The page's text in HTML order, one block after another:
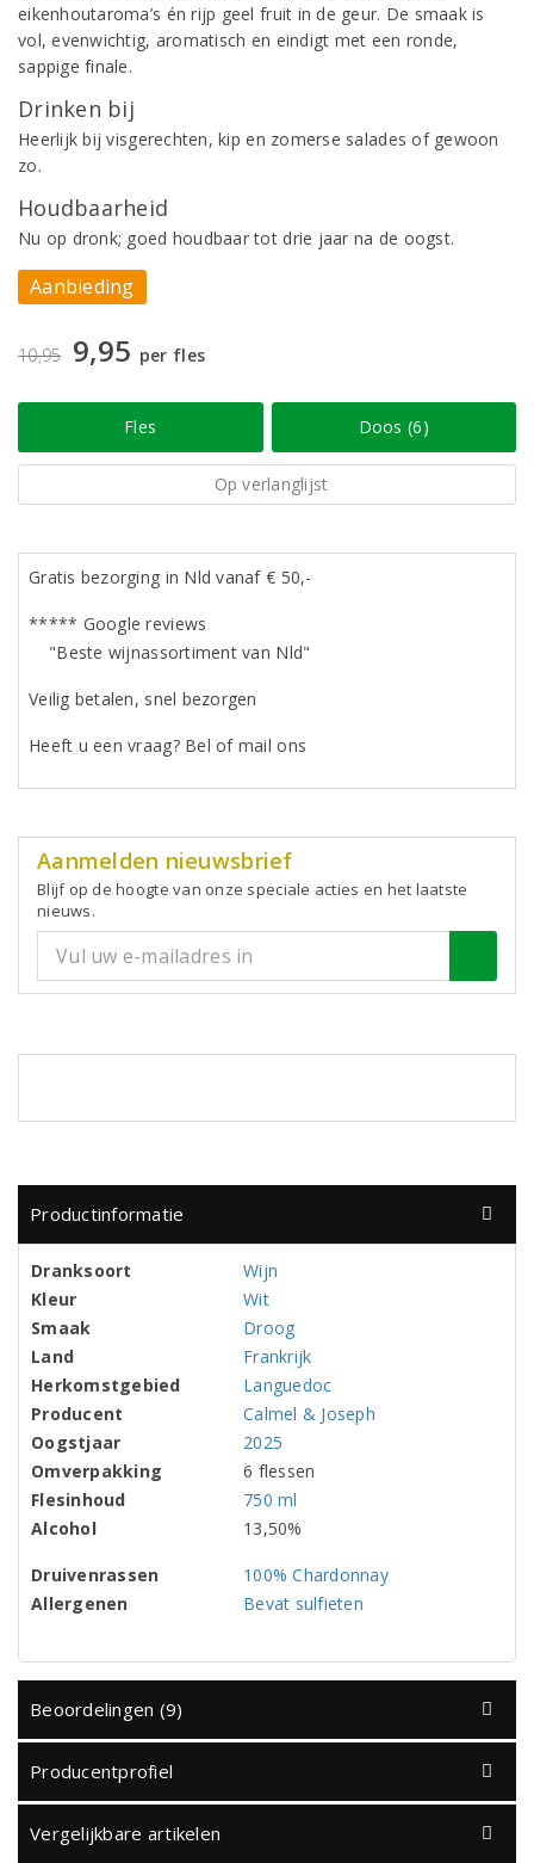
eikenhoutaroma’s én rijp geel fruit in de geur. De smaak is
vol, evenwichtig, aromatisch en eindigt met een ronde,
sappige finale.
Drinken bij
Heerlijk bij visgerechten, kip en zomerse salades of gewoon
zo.
Houdbaarheid
Nu op dronk; goed houdbaar tot drie jaar na de oogst.
Aanbieding
10,95 9,95 per fles
Fles Doos (6)
Op verlanglijst
Gratis bezorging in Nld vanaf € 50,-
***** Google reviews
"Beste wijnassortiment van Nld"
Veilig betalen, snel bezorgen
Heeft u een vraag? Bel of mail ons
Aanmelden nieuwsbrief
Blijf op de hoogte van onze speciale acties en het laatste
nieuws.
Productinformatie
Dranksoort
Wijn
Kleur
Wit
Smaak
Droog
Land
Frankrijk
Herkomstgebied
Languedoc
Producent
Calmel & Joseph
Oogstjaar
2025
Omverpakking
6 flessen
Flesinhoud
750 ml
Alcohol
13,50%
Druivenrassen
100% Chardonnay
Allergenen
Bevat sulfieten
Beoordelingen (9)
Producentprofiel
Vergelijkbare artikelen